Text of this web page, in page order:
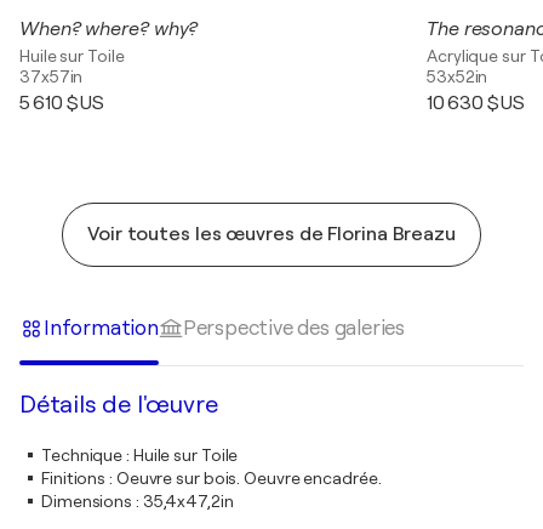
When? where? why?
Huile sur Toile
37x57in
5 610 $US
The
Acrylique sur
53x52in
10 630 $US
Voir toutes les œuvres de Florina Breazu
Information Perspective des galeries
Détails de l'œuvre
Technique: Huile sur Toile
Finitions : Oeuvre sur bois. Oeuvre encadrée.
Dimensions : 35,4x47,2in